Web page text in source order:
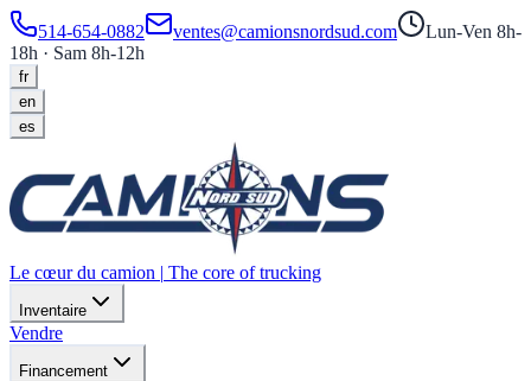
514-654-0882 ventes@camionsnordsud.com
Lun-Ven 8h-
18h · Sam 8h-12h
fr
en
es
Le cœur du camion | The core of trucking
Inventaire
Vendre
Financement